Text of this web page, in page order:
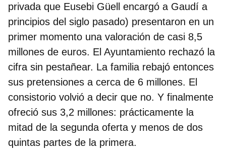
privada que Eusebi Güell encargó a Gaudí a
principios del siglo pasado) presentaron en un
primer momento una valoración de casi 8,5
millones de euros. El Ayuntamiento rechazó la
cifra sin pestañear. La familia rebajó entonces
sus pretensiones a cerca de 6 millones. El
consistorio volvió a decir que no. Y finalmente
ofreció sus 3,2 millones: prácticamente la
mitad de la segunda oferta y menos de dos
quintas partes de la primera.